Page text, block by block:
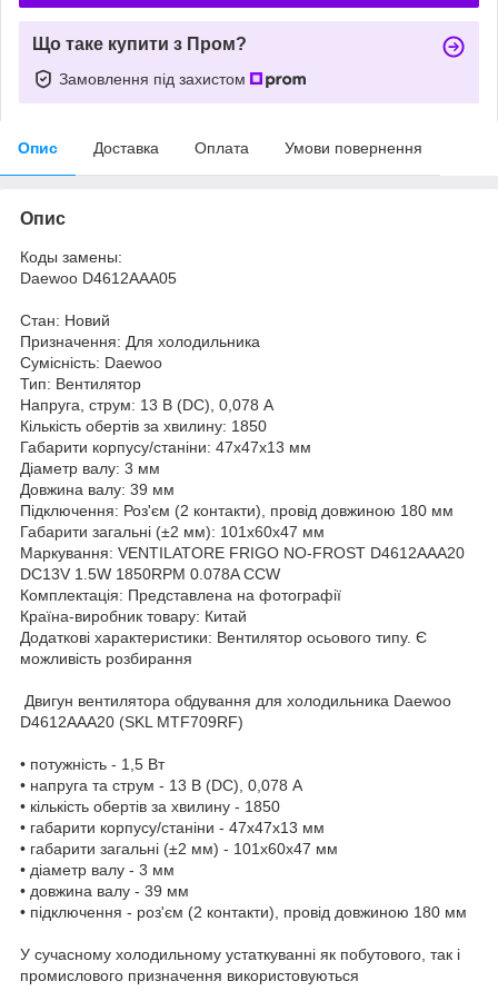
Що таке купити з Пром?
Замовлення під захистом
Опис Доставка Оплата Умови повернення
Опис
Коды замены:
Daewoo D4612AAA05
Стан: Новий
Призначення: Для холодильника
Сумісність: Daewoo
Тип: Вентилятор
Напруга, струм: 13 В (DC), 0,078 А
Кількість обертів за хвилину: 1850
Габарити корпусу/станіни: 47х47х13 мм
Діаметр валу: 3 мм
Довжина валу: 39 мм
Підключення: Роз'єм (2 контакти), провід довжиною 180 мм
Габарити загальні (±2 мм): 101х60х47 мм
Маркування: VENTILATORE FRIGO NO-FROST D4612AAA20
DC13V 1.5W 1850RPM 0.078A CCW
Комплектація: Представлена на фотографії
Країна-виробник товару: Китай
Додаткові характеристики: Вентилятор осьового типу. Є
можливість розбирання
Двигун вентилятора обдування для холодильника Daewoo
D4612AAA20 (SKL MTF709RF)
• потужність - 1,5 Вт
• напруга та струм - 13 В (DC), 0,078 А
• кількість обертів за хвилину - 1850
• габарити корпусу/станіни - 47х47х13 мм
• габарити загальні (±2 мм) - 101х60х47 мм
• діаметр валу - 3 мм
• довжина валу - 39 мм
• підключення - роз'єм (2 контакти), провід довжиною 180 мм
У сучасному холодильному устаткуванні як побутового, так і
промислового призначення використовуються